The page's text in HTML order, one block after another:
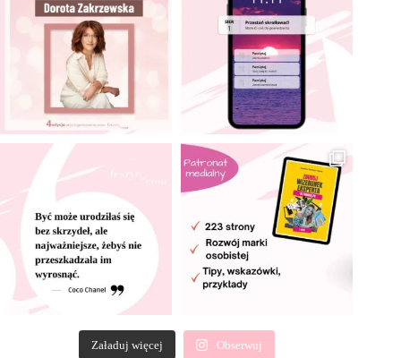
Załaduj więcej Obserwuj